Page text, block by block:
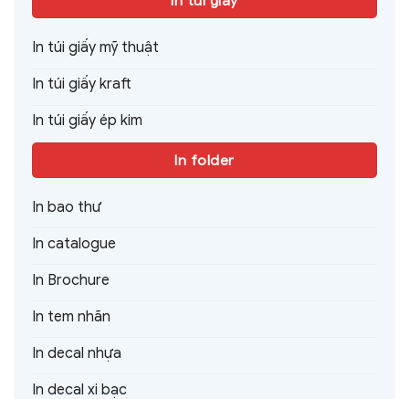
In túi giấy mỹ thuật
In túi giấy kraft
In túi giấy ép kim
In folder
In bao thư
In catalogue
In Brochure
In tem nhãn
In decal nhựa
In decal xi bạc